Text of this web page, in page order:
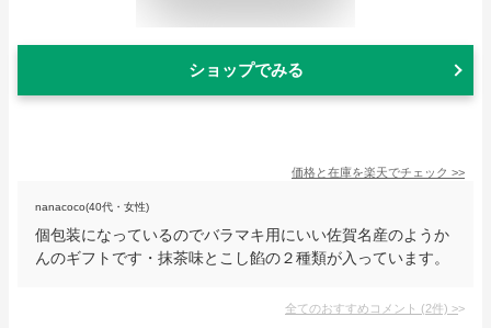
ショップでみる
価格と在庫を楽天でチェック >>
nanacoco(40代・女性)
個包装になっているのでバラマキ用にいい佐賀名産のようか
んのギフトです・抹茶味とこし餡の２種類が入っています。
全てのおすすめコメント (2件) >